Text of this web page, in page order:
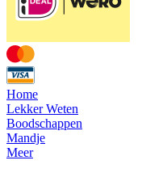
Home
Lekker Weten
Boodschappen
Mandje
Meer